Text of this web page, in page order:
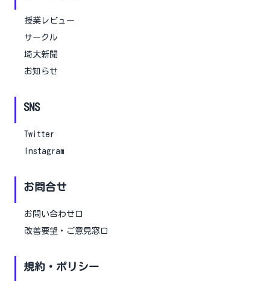
授業レビュー
サークル
埼大新聞
お知らせ
SNS
Twitter
Instagram
お問合せ
お問い合わせ口
改善要望・ご意見窓口
規約・ポリシー